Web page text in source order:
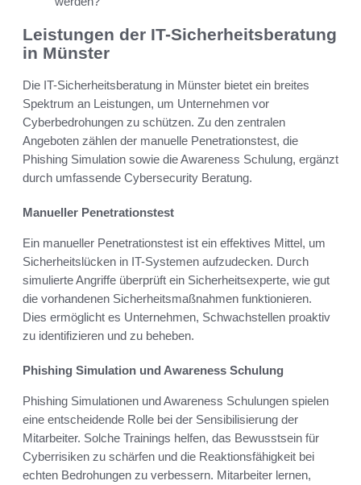
Leistungen der IT-Sicherheitsberatung
in Münster
Die IT-Sicherheitsberatung in Münster bietet ein breites
Spektrum an Leistungen, um Unternehmen vor
Cyberbedrohungen zu schützen. Zu den zentralen
Angeboten zählen der manuelle Penetrationstest, die
Phishing Simulation sowie die Awareness Schulung, ergänzt
durch umfassende Cybersecurity Beratung.
Manueller Penetrationstest
Ein manueller Penetrationstest ist ein effektives Mittel, um
Sicherheitslücken in IT-Systemen aufzudecken. Durch
simulierte Angriffe überprüft ein Sicherheitsexperte, wie gut
die vorhandenen Sicherheitsmaßnahmen funktionieren.
Dies ermöglicht es Unternehmen, Schwachstellen proaktiv
zu identifizieren und zu beheben.
Phishing Simulation und Awareness Schulung
Phishing Simulationen und Awareness Schulungen spielen
eine entscheidende Rolle bei der Sensibilisierung der
Mitarbeiter. Solche Trainings helfen, das Bewusstsein für
Cyberrisiken zu schärfen und die Reaktionsfähigkeit bei
echten Bedrohungen zu verbessern. Mitarbeiter lernen,